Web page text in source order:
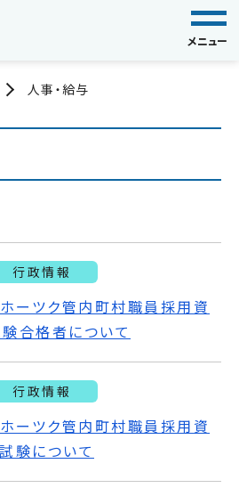
メニュー
人事・給与
行政情報
ツク管内町村職員採用資
合格者について
行政情報
ツク管内町村職員採用資
験について